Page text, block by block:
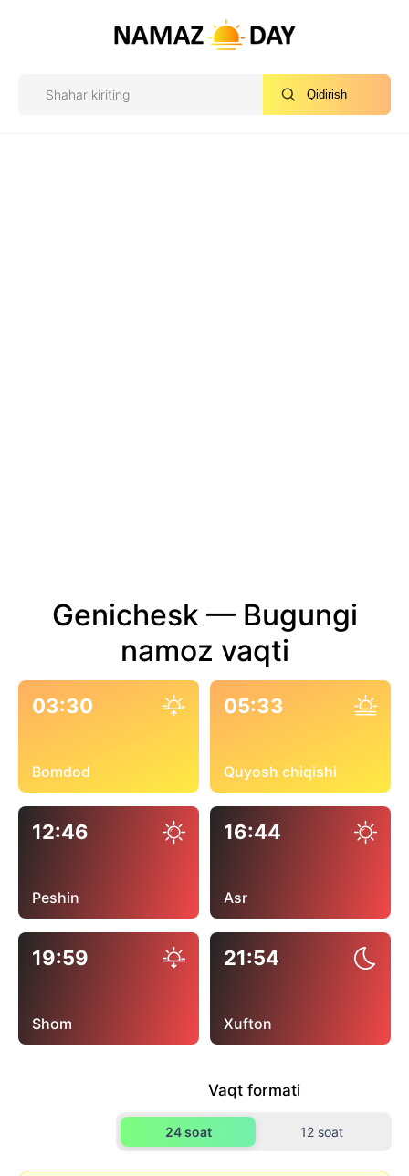
Qidirish
Genichesk — Bugungi
namoz vaqti
03:30
Bomdod
05:33
Quyosh chiqishi
12:46
Peshin
16:44
Asr
19:59
Shom
21:54
Xufton
Vaqt formati
24 soat 12 soat